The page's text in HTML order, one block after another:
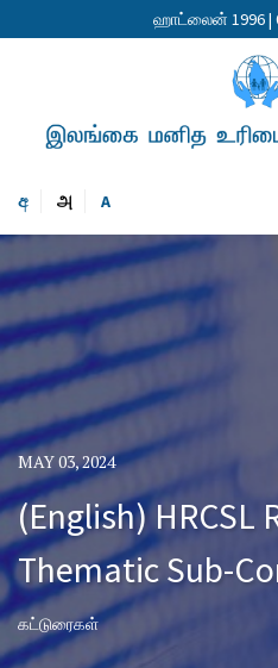
ஹாட்லைன் 1996 |
අ அ A
MAY 03, 2024
(English) HRCSL
Thematic Sub-
கட்டுரைகள்